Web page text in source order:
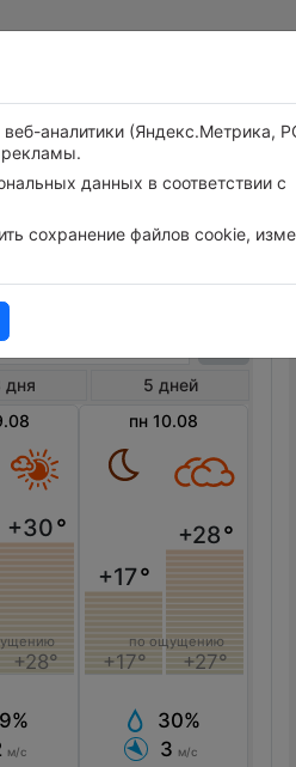
дня
5 дней
+30°
+28°
м/с
пн 10.08
+17°
+17°
+28°
+27°
по ощущению
30%
3 м/с
аналитики (Яндекс.Метрика,
рекламы.
данных в соответствии с
сохранение файлов cookie,